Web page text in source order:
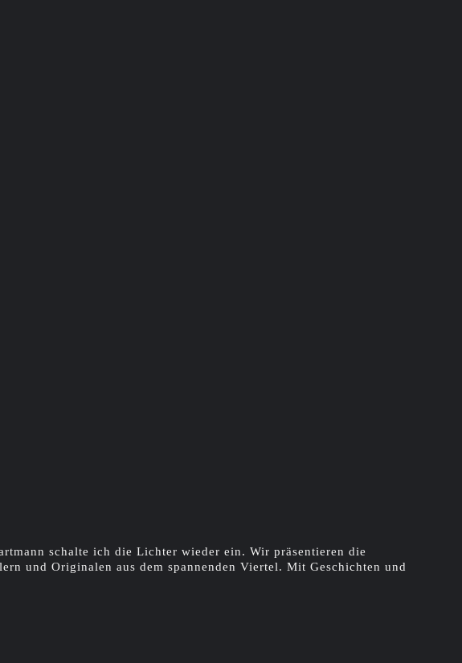
schalte ich die Lichter wieder ein. Wir präsentieren die
und Originalen aus dem spannenden Viertel. Mit Geschichten und